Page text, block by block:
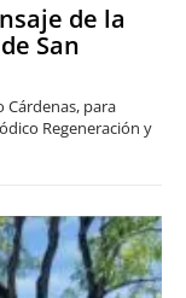
de la
San
Cárdenas, para
Regeneración y